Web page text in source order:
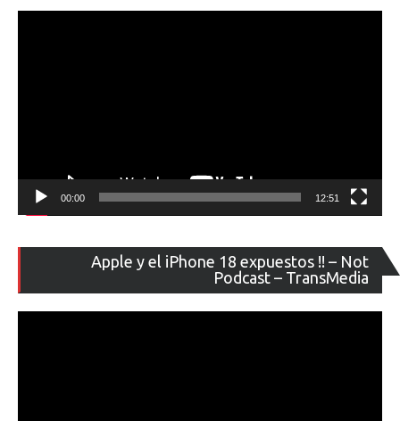
00:00 12:51
Apple y el iPhone 18 expuestos !! – Not
Podcast – TransMedia
de